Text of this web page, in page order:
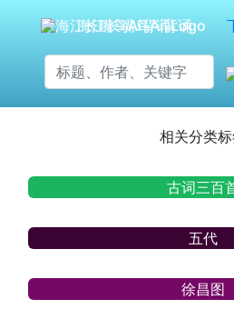
海江长嘴鸟Ai背诵
相关分类
古词三百
五代
徐昌图